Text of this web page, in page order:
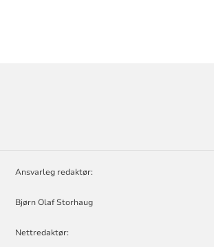
Ansvarleg redaktør:
Bjørn Olaf Storhaug
Nettredaktør: